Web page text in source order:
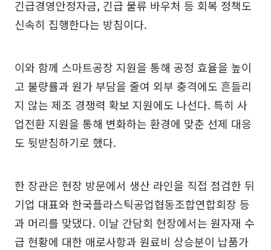
긴급경영안정자금, 긴급 물류 바우처 등 회복 정책도
신속히 집행한다는 방침이다.
이와 함께 스마트공장 지원을 통해 공정 효율을 높이
고 불량률과 원가 부담을 줄여 외부 충격에도 흔들리
지 않는 제조 경쟁력 확보 지원에도 나선다. 특히 사
업전환 지원을 통해 변화하는 환경에 맞춘 선제 대응
도 뒷받침하기로 했다.
한 장관은 현장 방문에서 생산 라인을 직접 점검한 뒤
기업 대표와 한국플라스틱공업협동조합연합회장 등
과 머리를 맞댔다. 이날 간담회 현장에서는 원자재 수
급 현황에 대한 애로사항과 원료비 상승분이 납품가